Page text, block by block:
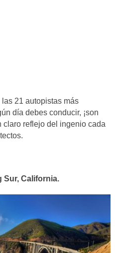
21 autopistas más
día debes conducir, ¡son
claro reflejo del ingenio cada
Sur, California.